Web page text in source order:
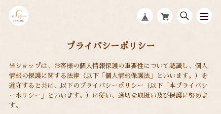
プライバシーポリシー
当ショップは、お客様の個人情報保護の重要性について認識し、個人
情報の保護に関する法律（以下「個人情報保護法」といいます。）を
遵守すると共に、以下のプライバシーポリシー（以下「本プライバシ
ーポリシー」といいます。）に従い、適切な取扱い及び保護に努めま
す。